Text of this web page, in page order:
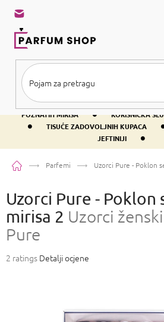
sadržaj
BESPLATNA DOSTAVA IZNAD PRIBLIŽNO 37 €
POZNATIH MIRISA
• KORISNIČKA
• TISUĆE ZADOVOLJNIH KUPACA
JEFTINIJI
•
PočetnaParfemi Uzorci Pure - Poklon
Uzorci Pure - Poklon
mirisa 2 Uzorci
Pure
Prosječna
2 ratings Detalji ocjene